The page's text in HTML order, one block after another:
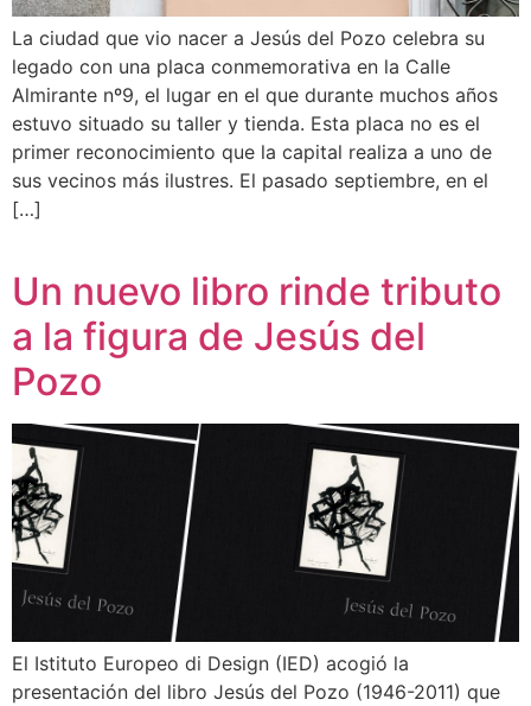
La ciudad que vio nacer a Jesús del Pozo celebra su
legado con una placa conmemorativa en la Calle
Almirante nº9, el lugar en el que durante muchos años
estuvo situado su taller y tienda. Esta placa no es el
primer reconocimiento que la capital realiza a uno de
sus vecinos más ilustres. El pasado septiembre, en el
[…]
Un nuevo libro rinde tributo
a la figura de Jesús del
Pozo
El Istituto Europeo di Design (IED) acogió la
presentación del libro Jesús del Pozo (1946-2011) que